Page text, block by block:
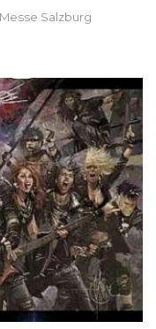
Salzburg